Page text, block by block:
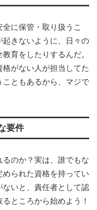
に保管・取り扱うこ
起きないように、日々の
育をしたりするんだ。
がない人が担当してた
こともあるから、マジで
要件
のか？実は、誰でもな
られた資格を持ってい
ないと、責任者として認
ところから始めよう！